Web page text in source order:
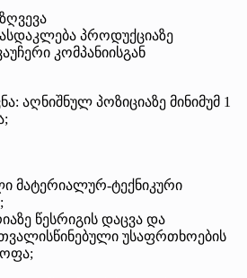
პროდუქციაზე
კომპანიისგან
აღნიშნულ პოზიციაზე მინიმუმ 1
მატერიალურ-ტექნიკური
წესრიგის დაცვა და
უსაფრთხოების